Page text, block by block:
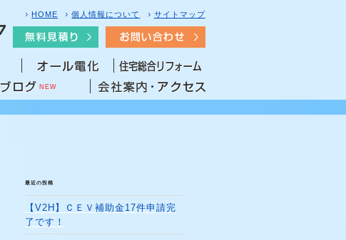
HOME 個人情報について サイトマップ
NEW
最近の投稿
【V2H】ＣＥＶ補助金17件申請完
了です！